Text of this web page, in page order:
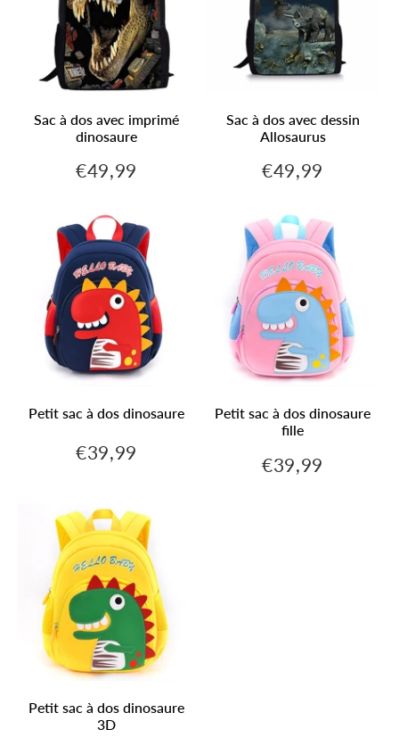
Sac à dos avec imprimé
dinosaure
Prix
€49,99
Sac à dos avec dessin
Allosaurus
Prix
€49,99
Petit sac à dos dinosaure
Prix
€39,99
Petit sac à dos dinosaure
fille
Prix
€39,99
Petit sac à dos dinosaure
3D